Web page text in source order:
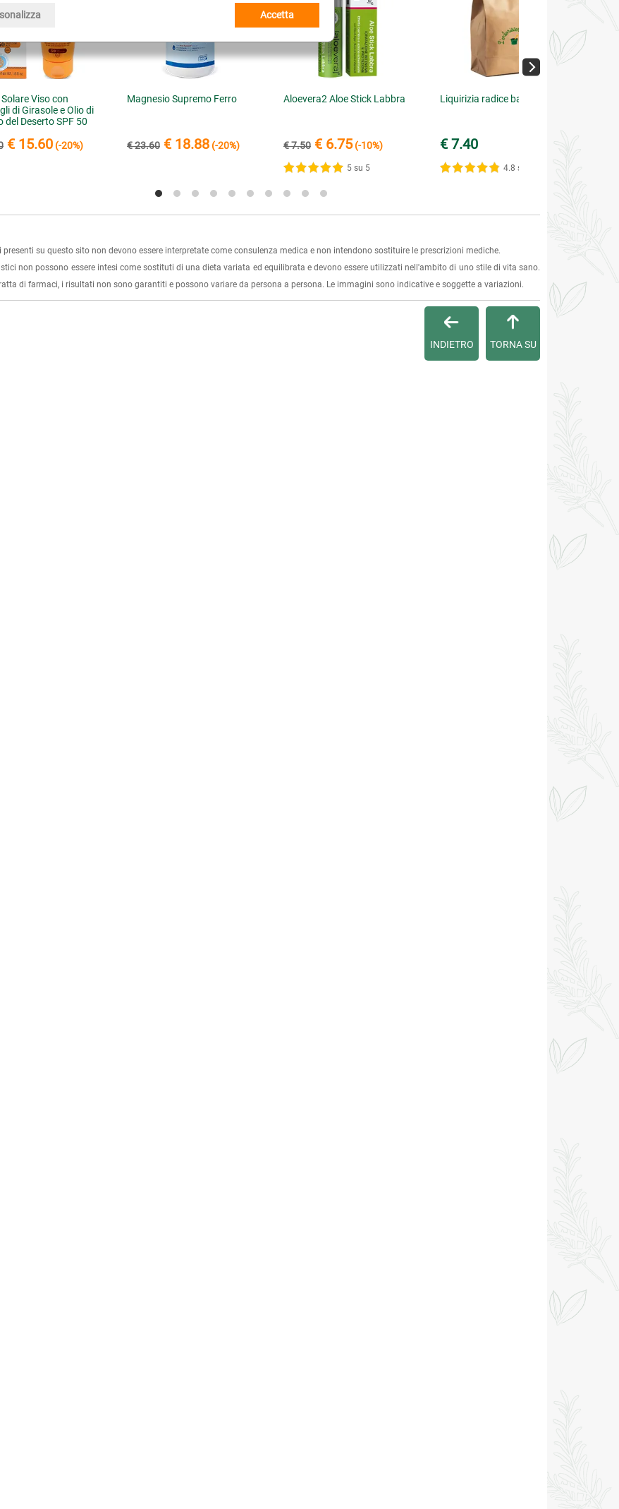
Accetta
Viso con
di Girasole e Olio di
del Deserto SPF 50
€ 15.60(-20%)
Magnesio Supremo Ferro
€ 23.60 € 18.88(-20%)
Aloevera2 Aloe Stick Labbra
€ 7.50 € 6.75(-10%)
5 su 5
Liquirizia radice bastoncini
€ 7.40
4.8 su 5
presenti su questo sito non devono essere interpretate come consulenza medica e non intendono sostituire le prescrizioni mediche.
non possono essere intesi come sostituti di una dieta variata ed equilibrata e devono essere utilizzati nell'ambito di uno stile di vita sano.
di farmaci, i risultati non sono garantiti e possono variare da persona a persona. Le immagini sono indicative e soggette a variazioni.
TORNA SU
INDIETRO